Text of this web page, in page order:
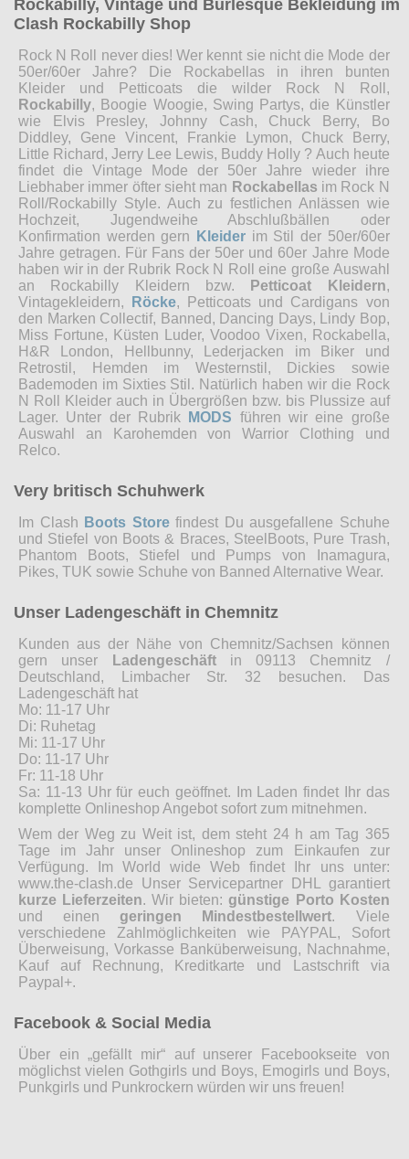
Rockabilly, Vintage und Burlesque Bekleidung im
Clash Rockabilly Shop
Rock N Roll never dies! Wer kennt sie nicht die Mode der
50er/60er Jahre? Die Rockabellas in ihren bunten
Kleider und Petticoats die wilder Rock N Roll,
Rockabilly, Boogie Woogie, Swing Partys, die Künstler
wie Elvis Presley, Johnny Cash, Chuck Berry, Bo
Diddley, Gene Vincent, Frankie Lymon, Chuck Berry,
Little Richard, Jerry Lee Lewis, Buddy Holly ? Auch heute
findet die Vintage Mode der 50er Jahre wieder ihre
Liebhaber immer öfter sieht man Rockabellas im Rock N
Roll/Rockabilly Style. Auch zu festlichen Anlässen wie
Hochzeit, Jugendweihe Abschlußbällen oder
Konfirmation werden gern
Kleiderim Stil der 50er/60er
Jahre getragen. Für Fans der 50er und 60er Jahre Mode
haben wir in der Rubrik Rock N Roll eine große Auswahl
an Rockabilly Kleidern bzw.
Petticoat Kleidern,
Vintagekleidern,
Röcke, Petticoats und Cardigans von
den Marken Collectif, Banned, Dancing Days, Lindy Bop,
Miss Fortune, Küsten Luder, Voodoo Vixen, Rockabella,
H&R London, Hellbunny, Lederjacken im Biker und
Retrostil, Hemden im Westernstil, Dickies sowie
Bademoden im Sixties Stil. Natürlich haben wir die Rock
N Roll Kleider auch in Übergrößen bzw. bis Plussize auf
Lager. Unter der Rubrik
MODS führen wir eine große
Auswahl an Karohemden von Warrior Clothing und
Relco.
Very britisch Schuhwerk
Im Clash Boots Storefindest Du ausgefallene Schuhe
und Stiefel von Boots & Braces, SteelBoots, Pure Trash,
Phantom Boots, Stiefel und Pumps von Inamagura,
Pikes, TUK sowie Schuhe von Banned Alternative Wear.
Unser Ladengeschäft in Chemnitz
Kunden aus der Nähe von Chemnitz/Sachsen können
gern unser
Ladengeschäftin 09113 Chemnitz /
Deutschland, Limbacher Str. 32 besuchen. Das
Ladengeschäft hat
Mo: 11-17 Uhr
Di: Ruhetag
Mi: 11-17 Uhr
Do: 11-17 Uhr
Fr: 11-18 Uhr
Sa: 11-13 Uhr für euch geöffnet. Im Laden findet Ihr das
komplette Onlineshop Angebot sofort zum mitnehmen.
Wem der Weg zu Weit ist, dem steht 24 h am Tag 365
Tage im Jahr unser Onlineshop zum Einkaufen zur
Verfügung. Im World wide Web findet Ihr uns unter:
www.the-clash.de Unser Servicepartner DHL garantiert
kurze Lieferzeiten. Wir bieten:günstige Porto Kosten
und einengeringen Mindestbestellwert. Viele
verschiedene Zahlmöglichkeiten wie PAYPAL, Sofort
Überweisung, Vorkasse Banküberweisung, Nachnahme,
Kauf auf Rechnung, Kreditkarte und Lastschrift via
Paypal+.
Facebook & Social Media
Über ein „gefällt mir“ auf unserer Facebookseite von
möglichst vielen Gothgirls und Boys, Emogirls und Boys,
Punkgirls und Punkrockern würden wir uns freuen!